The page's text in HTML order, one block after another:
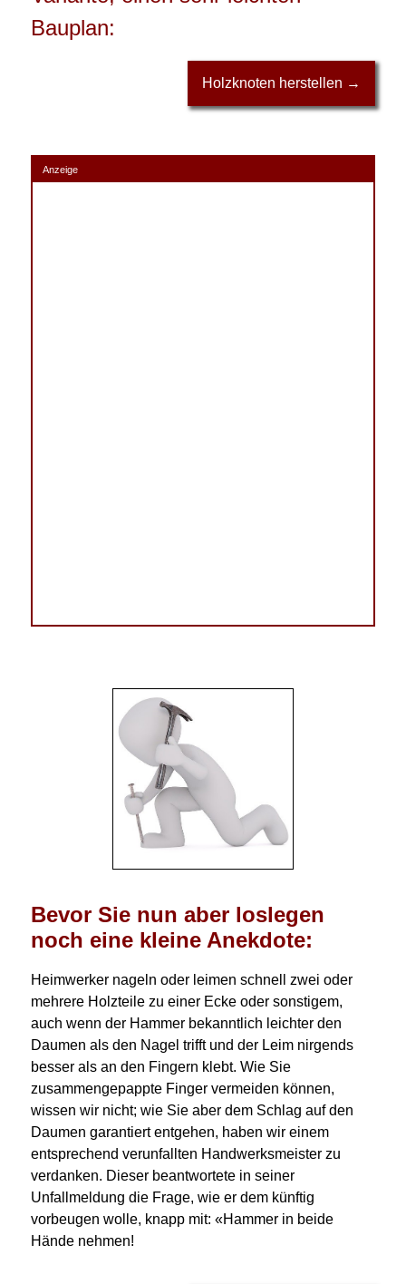
Bauplan:
Holzknoten herstellen →
Anzeige
Bevor Sie nun aber loslegen
noch eine kleine Anekdote:
Heimwerker nageln oder leimen schnell zwei oder
mehrere Holzteile zu einer Ecke oder sonstigem,
auch wenn der Hammer bekanntlich leichter den
Daumen als den Nagel trifft und der Leim nirgends
besser als an den Fingern klebt. Wie Sie
zusammengepappte Finger vermeiden können,
wissen wir nicht; wie Sie aber dem Schlag auf den
Daumen garantiert entgehen, haben wir einem
entsprechend verunfallten Handwerksmeister zu
verdanken. Dieser beantwortete in seiner
Unfallmeldung die Frage, wie er dem künftig
vorbeugen wolle, knapp mit: «Hammer in beide
Hände nehmen!